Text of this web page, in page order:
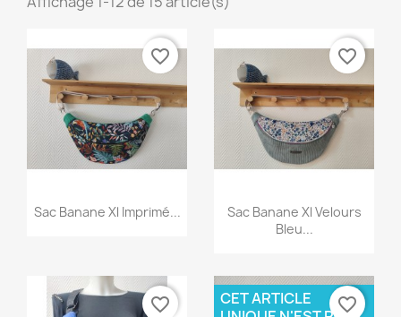
Aperçu rapide
Sac Banane Xl Imprimé...
favorite_border
Aperçu rapide
Sac Banane Xl Velours
Bleu...
favorite_border
favorite_border
CET ARTICLE
favorite_border